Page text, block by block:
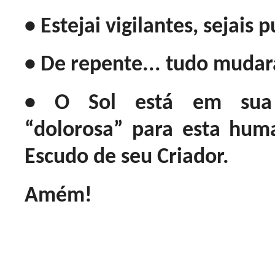
• Estejai vigilantes, sejais
• De repente... tudo
• O Sol está em sua
“dolorosa” para esta
Escudo de seu Criador.
Amém!